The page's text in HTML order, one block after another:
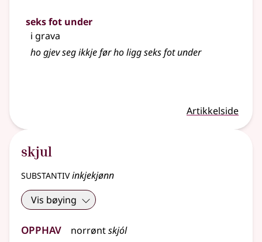
seks fot under
i grava
ho gjev seg ikkje før ho ligg seks fot under
Artikkelside
skjul
substantivinkjekjønn
Vis bøying
Opphav norrøntskjól